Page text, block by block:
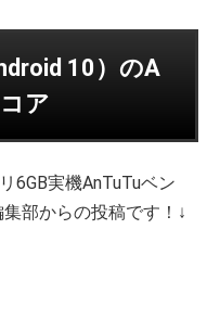
10）のA
ア
6GB実機AnTuTuベン
部からの投稿です！↓